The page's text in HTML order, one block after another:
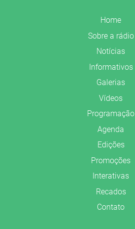
Home
Sobre a rádio
Notícias
Informativos
Galerias
Vídeos
Programação
Agenda
Edições
Promoções
Interativas
Recados
Contato